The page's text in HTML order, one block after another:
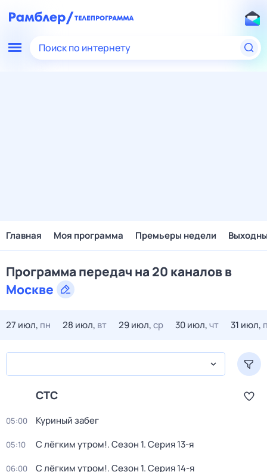
Поиск по интернету
Главная Моя программа Премьеры недели
Программа передач на 20 каналов в
Москве
27 июл, пн 28 июл, вт 29 июл,ср 30 июл,чт 31 июл,
СТС
05:00 Куриный забег
05:10 С лёгким утром!. Сезон 1. Серия 13-я
06:00 С лёгким утром!. Сезон 1. Серия 14-я